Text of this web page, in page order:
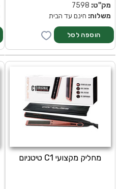
מק''ט:
משלוח: חינם עד הבית
מחליק מקצועי C1 טיטניום